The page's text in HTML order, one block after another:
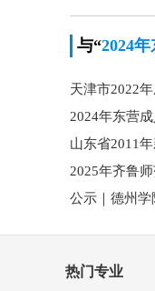
与“2024
天津市2022
2024年东营
山东省2011
2025年齐鲁
热门专业